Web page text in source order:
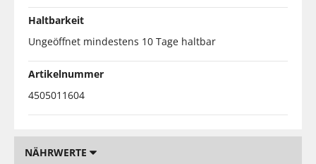
Haltbarkeit
Ungeöffnet mindestens 10 Tage haltbar
Artikelnummer
4505011604
NÄHRWERTE